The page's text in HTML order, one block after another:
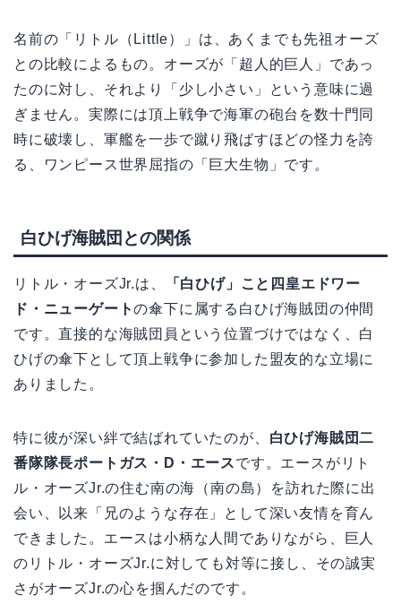
名前の「リトル（Little）」は、あくまでも先祖オーズ
との比較によるもの。オーズが「超人的巨人」であっ
たのに対し、それより「少し小さい」という意味に過
ぎません。実際には頂上戦争で海軍の砲台を数十門同
時に破壊し、軍艦を一歩で蹴り飛ばすほどの怪力を誇
る、ワンピース世界屈指の「巨大生物」です。
白ひげ海賊団との関係
リトル・オーズJr.は、
「白ひげ」こと四皇エドワー
ド・ニューゲートの傘下に属する白ひげ海賊団の仲間
です。直接的な海賊団員という位置づけではなく、白
ひげの傘下として頂上戦争に参加した盟友的な立場に
ありました。
特に彼が深い絆で結ばれていたのが、 白ひげ海賊団二
番隊隊長ポートガス・D・エースです。エースがリト
ル・オーズJr.の住む南の海（南の島）を訪れた際に出
会い、以来「兄のような存在」として深い友情を育ん
できました。エースは小柄な人間でありながら、巨人
のリトル・オーズJr.に対しても対等に接し、その誠実
さがオーズJr.の心を掴んだのです。